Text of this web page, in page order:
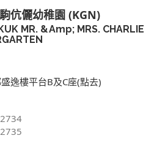
伉儷幼稚園 (KGN)
MR. &amp; MRS. CHARLIE
逸樓平台B及C座(點去)